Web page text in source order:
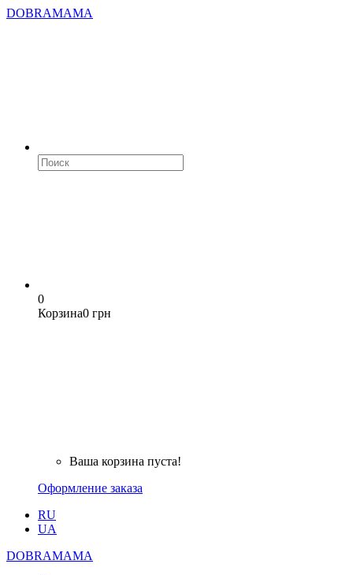
DOBRAMAMA
0
Корзина0 грн
Ваша корзина пуста!
Оформление заказа
RU
UA
DOBRAMAMA